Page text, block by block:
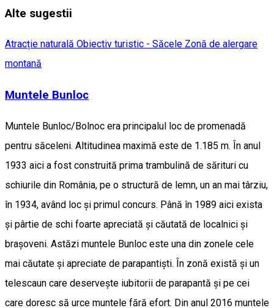
Alte sugestii
Atracție naturală Obiectiv turistic - Săcele Zonă de alergare
montană
Muntele Bunloc
Muntele Bunloc/Bolnoc era principalul loc de promenadă
pentru săceleni. Altitudinea maximă este de 1.185 m. În anul
1933 aici a fost construită prima trambulină de sărituri cu
schiurile din România, pe o structură de lemn, un an mai târziu,
în 1934, având loc și primul concurs. Până în 1989 aici exista
și pârtie de schi foarte apreciată și căutată de localnici și
brașoveni. Astăzi muntele Bunloc este una din zonele cele
mai căutate și apreciate de parapantiști. În zonă există și un
telescaun care deservește iubitorii de parapantă și pe cei
care doresc să urce muntele fără efort. Din anul 2016 muntele